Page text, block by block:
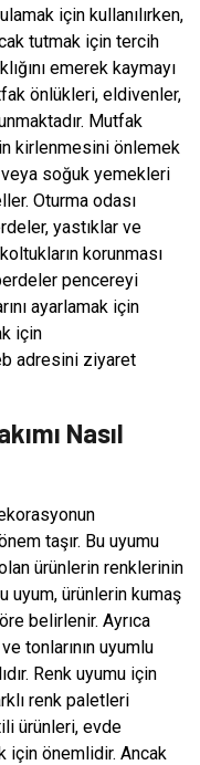
için kullanılırken,
tutmak için tercih
emerek kaymayı
önlükleri, eldivenler,
Mutfak
kirlenmesini önlemek
veya soğuk yemekleri
Oturma odası
yastıklar ve
korunması
pencereyi
ayarlamak için
için
adresini ziyaret
Nasıl
taşır. Bu uyumu
ürünlerin renklerinin
uyum, ürünlerin kumaş
belirlenir. Ayrıca
tonlarının uyumlu
Renk uyumu için
renk paletleri
ürünleri, evde
için önemlidir. Ancak